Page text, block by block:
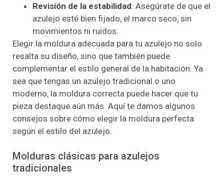
Revisión de la estabilidad: Asegúrate de que el
azulejo esté bien fijado, el marco seco, sin
movimientos ni ruidos.
Elegir la moldura adecuada para tu azulejo no solo
resalta su diseño, sino que también puede
complementar el estilo general de la habitación. Ya
sea que tengas un azulejo tradicional o uno
moderno, la moldura correcta puede hacer que tu
pieza destaque aún más. Aquí te damos algunos
consejos sobre cómo elegir la moldura perfecta
según el estilo del azulejo.
Molduras clásicas para azulejos
tradicionales